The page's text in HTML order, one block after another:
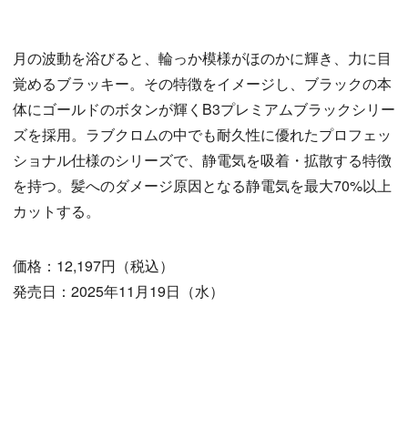
月の波動を浴びると、輪っか模様がほのかに輝き、力に目
覚めるブラッキー。その特徴をイメージし、ブラックの本
体にゴールドのボタンが輝くB3プレミアムブラックシリー
ズを採用。ラブクロムの中でも耐久性に優れたプロフェッ
ショナル仕様のシリーズで、静電気を吸着・拡散する特徴
を持つ。髪へのダメージ原因となる静電気を最大70%以上
カットする。
価格：12,197円（税込）
発売日：2025年11月19日（水）